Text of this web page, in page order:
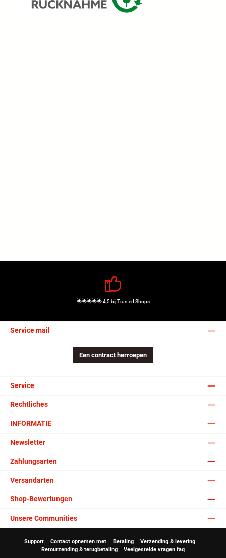
🌟🌟🌟🌟🌟 4,5 bij Trusted Shops
Service mail
Een contract herroepen
Service
Rechtliches
INFORMATIE
Newsletter
Zahlungsarten
Versandarten
Shop-Bewertungen
Unsere Communities
Support Contact opnemen met Betaling
Verzending & levering
Retourzending & terugbetaling
Veelgestelde vragen faq